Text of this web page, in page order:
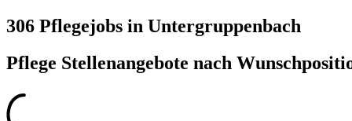
306 Pflegejobs in Untergruppenbach
Pflege Stellenangebote nach